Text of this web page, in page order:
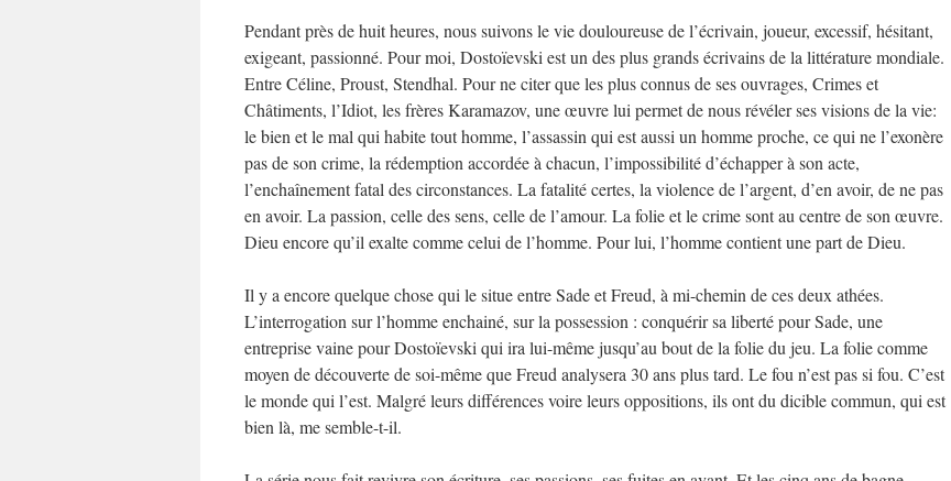
Pendant près de huit heures, nous suivons le vie douloureuse de l’écrivain, joueur, excessif, hésitant,
exigeant, passionné. Pour moi, Dostoïevski est un des plus grands écrivains de la littérature mondiale.
Entre Céline, Proust, Stendhal. Pour ne citer que les plus connus de ses ouvrages, Crimes et
Châtiments, l’Idiot, les frères Karamazov, une œuvre lui permet de nous révéler ses visions de la vie:
le bien et le mal qui habite tout homme, l’assassin qui est aussi un homme proche, ce qui ne l’exonère
pas de son crime, la rédemption accordée à chacun, l’impossibilité d’échapper à son acte,
l’enchaînement fatal des circonstances. La fatalité certes, la violence de l’argent, d’en avoir, de ne pas
en avoir. La passion, celle des sens, celle de l’amour. La folie et le crime sont au centre de son œuvre.
Dieu encore qu’il exalte comme celui de l’homme. Pour lui, l’homme contient une part de Dieu.
Il y a encore quelque chose qui le situe entre Sade et Freud, à mi-chemin de ces deux athées.
L’interrogation sur l’homme enchainé, sur la possession : conquérir sa liberté pour Sade, une
entreprise vaine pour Dostoïevski qui ira lui-même jusqu’au bout de la folie du jeu. La folie comme
moyen de découverte de soi-même que Freud analysera 30 ans plus tard. Le fou n’est pas si fou. C’est
le monde qui l’est. Malgré leurs différences voire leurs oppositions, ils ont du dicible commun, qui est
bien là, me semble-t-il.